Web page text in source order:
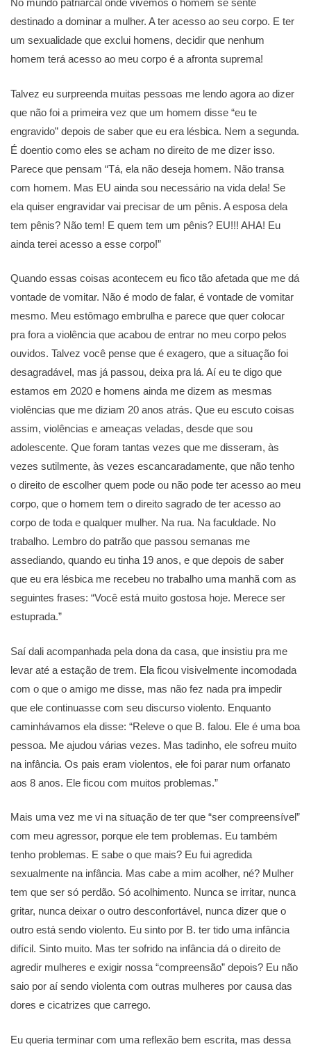
No mundo patriarcal onde vivemos o homem se sente
destinado a dominar a mulher. A ter acesso ao seu corpo. E ter
um sexualidade que exclui homens, decidir que nenhum
homem terá acesso ao meu corpo é a afronta suprema!
Talvez eu surpreenda muitas pessoas me lendo agora ao dizer
que não foi a primeira vez que um homem disse “eu te
engravido” depois de saber que eu era lésbica. Nem a segunda.
É doentio como eles se acham no direito de me dizer isso.
Parece que pensam “Tá, ela não deseja homem. Não transa
com homem. Mas EU ainda sou necessário na vida dela! Se
ela quiser engravidar vai precisar de um pênis. A esposa dela
tem pênis? Não tem! E quem tem um pênis? EU!!! AHA! Eu
ainda terei acesso a esse corpo!”
Quando essas coisas acontecem eu fico tão afetada que me dá
vontade de vomitar. Não é modo de falar, é vontade de vomitar
mesmo. Meu estômago embrulha e parece que quer colocar
pra fora a violência que acabou de entrar no meu corpo pelos
ouvidos. Talvez você pense que é exagero, que a situação foi
desagradável, mas já passou, deixa pra lá. Aí eu te digo que
estamos em 2020 e homens ainda me dizem as mesmas
violências que me diziam 20 anos atrás. Que eu escuto coisas
assim, violências e ameaças veladas, desde que sou
adolescente. Que foram tantas vezes que me disseram, às
vezes sutilmente, às vezes escancaradamente, que não tenho
o direito de escolher quem pode ou não pode ter acesso ao meu
corpo, que o homem tem o direito sagrado de ter acesso ao
corpo de toda e qualquer mulher. Na rua. Na faculdade. No
trabalho. Lembro do patrão que passou semanas me
assediando, quando eu tinha 19 anos, e que depois de saber
que eu era lésbica me recebeu no trabalho uma manhã com as
seguintes frases: “Você está muito gostosa hoje. Merece ser
estuprada.”
Saí dali acompanhada pela dona da casa, que insistiu pra me
levar até a estação de trem. Ela ficou visivelmente incomodada
com o que o amigo me disse, mas não fez nada pra impedir
que ele continuasse com seu discurso violento. Enquanto
caminhávamos ela disse: “Releve o que B. falou. Ele é uma boa
pessoa. Me ajudou várias vezes. Mas tadinho, ele sofreu muito
na infância. Os pais eram violentos, ele foi parar num orfanato
aos 8 anos. Ele ficou com muitos problemas.”
Mais uma vez me vi na situação de ter que “ser compreensível”
com meu agressor, porque ele tem problemas. Eu também
tenho problemas. E sabe o que mais? Eu fui agredida
sexualmente na infância. Mas cabe a mim acolher, né? Mulher
tem que ser só perdão. Só acolhimento. Nunca se irritar, nunca
gritar, nunca deixar o outro desconfortável, nunca dizer que o
outro está sendo violento. Eu sinto por B. ter tido uma infância
difícil. Sinto muito. Mas ter sofrido na infância dá o direito de
agredir mulheres e exigir nossa “compreensão” depois? Eu não
saio por aí sendo violenta com outras mulheres por causa das
dores e cicatrizes que carrego.
Eu queria terminar com uma reflexão bem escrita, mas dessa